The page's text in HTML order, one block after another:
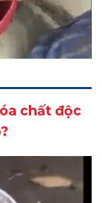
chất độc